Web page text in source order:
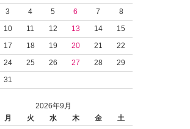
3 4 5 6 7
8
10 11 12 13 14
15
17 18 19 20 21
22
24 25 26 27 28
29
31
2026年9月
月 火 水 木 金
土